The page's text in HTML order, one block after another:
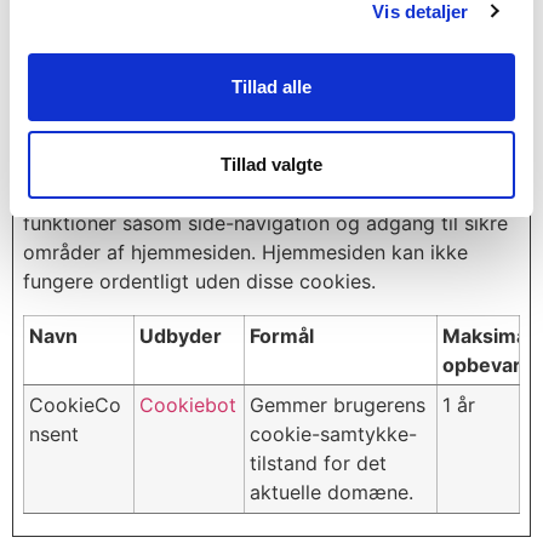
Vis detaljer
Tillad alle
Tillad valgte
afCookiebot:
Nødvendig (1)
Nødvendige cookies hjælper med at gøre en
hjemmeside brugbar ved at aktivere grundlæggende
funktioner såsom side-navigation og adgang til sikre
områder af hjemmesiden. Hjemmesiden kan ikke
fungere ordentligt uden disse cookies.
Navn Udbyder Formål
Maksimal
CookieCo
nsent
Cookiebot
Gemmer brugerens
cookie-samtykke-
tilstand for det
aktuelle domæne.
1 år